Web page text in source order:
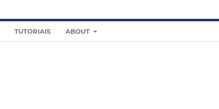
TUTORIAIS ABOUT